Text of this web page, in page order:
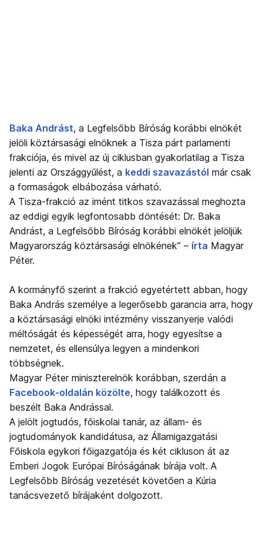
Baka Andrást, a Legfelsőbb Bíróság korábbi elnökét
jelöli köztársasági elnöknek a Tisza párt parlamenti
frakciója, és mivel az új ciklusban gyakorlatilag a Tisza
jelenti az Országgyűlést, a keddi szavazástól már csak
a formaságok elbábozása várható.
A Tisza-frakció az imént titkos szavazással meghozta
az eddigi egyik legfontosabb döntését: Dr. Baka
Andrást, a Legfelsőbb Bíróság korábbi elnökét jelöljük
Magyarország köztársasági elnökének” – írta Magyar
Péter.
A kormányfő szerint a frakció egyetértett abban, hogy
Baka András személye a legerősebb garancia arra, hogy
a köztársasági elnöki intézmény visszanyerje valódi
méltóságát és képességét arra, hogy egyesítse a
nemzetet, és ellensúlya legyen a mindenkori
többségnek.
Magyar Péter miniszterelnök korábban, szerdán a
Facebook-oldalán közölte, hogy találkozott és
beszélt Baka Andrással.
A jelölt jogtudós, főiskolai tanár, az állam- és
jogtudományok kandidátusa, az Államigazgatási
Főiskola egykori főigazgatója és két cikluson át az
Emberi Jogok Európai Bíróságának bírája volt. A
Legfelsőbb Bíróság vezetését követően a Kúria
tanácsvezető bírájaként dolgozott.